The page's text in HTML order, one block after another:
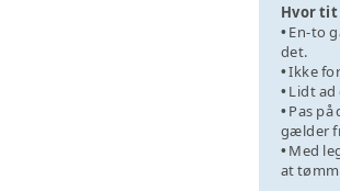
Hvor tit
•En-to
det.
•Ikke
•Lidt ad
•Pas
gælder
•Med
at